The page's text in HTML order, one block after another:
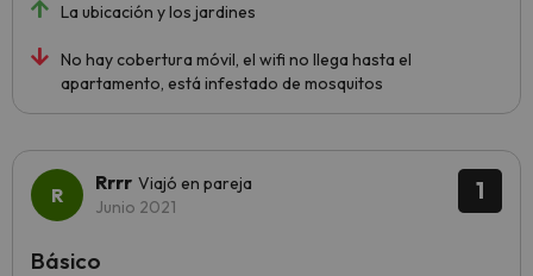
La ubicación y los jardines
No hay cobertura móvil, el wifi no llega hasta el
apartamento, está infestado de mosquitos
1
Rrrr Viajó en pareja
Junio 2021
Básico